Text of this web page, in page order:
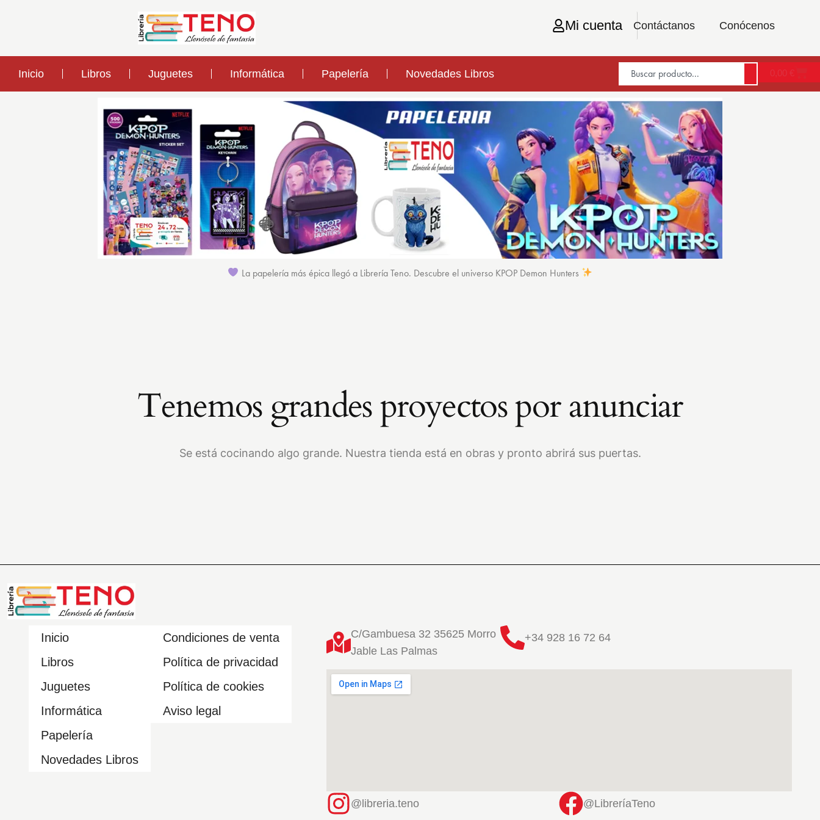
Contáctanos Conócenos
Mi cuenta
Inicio Libros Juguetes Informática Papelería Novedades Libros 0,00 €
La papelería más épica llegó a Librería Teno. Descubre el universo KPOP Demon Hunters
Tenemos grandes proyectos por anunciar
Se está cocinando algo grande. Nuestra tienda está en obras y pronto abrirá sus puertas.
Inicio
Libros
Juguetes
Informática
Papelería
Novedades Libros
Condiciones de venta
Política de privacidad
Política de cookies
Aviso legal
C/Gambuesa 32 35625 Morro
Jable Las Palmas
+34 928 16 72 64
@libreria.teno @LibreríaTeno